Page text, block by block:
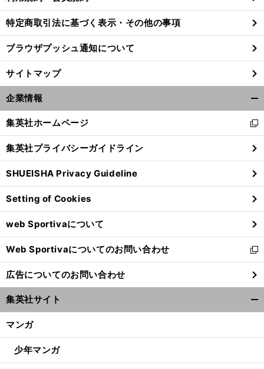
特定商取引法に基づく表示・その他の事項
ブラウザプッシュ通知について
サイトマップ
企業情報
閉
る
集英社ホームページ
新
し
い
ウ
ィ
ン
ド
ウ
で
開
く
集英社プライバシーガイドライン
SHUEISHA Privacy Guideline
Setting of Cookies
web Sportivaについて
Web Sportivaについてのお問い合わせ
新
し
い
ウ
ィ
ン
ウ
開
広告についてのお問い合わせ
集英社サイト
マンガ
少年マンガ